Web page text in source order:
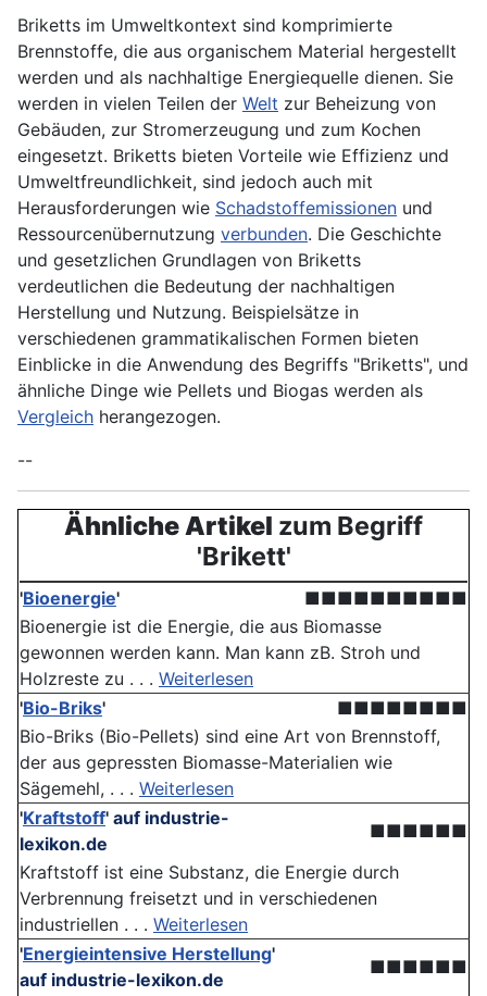
Briketts im Umweltkontext sind komprimierte
Brennstoffe, die aus organischem Material hergestellt
werden und als nachhaltige Energiequelle dienen. Sie
werden in vielen Teilen der Welt zur Beheizung von
Gebäuden, zur Stromerzeugung und zum Kochen
eingesetzt. Briketts bieten Vorteile wie Effizienz und
Umweltfreundlichkeit, sind jedoch auch mit
Herausforderungen wie Schadstoffemissionen und
Ressourcenübernutzung verbunden. Die Geschichte
und gesetzlichen Grundlagen von Briketts
verdeutlichen die Bedeutung der nachhaltigen
Herstellung und Nutzung. Beispielsätze in
verschiedenen grammatikalischen Formen bieten
Einblicke in die Anwendung des Begriffs "Briketts", und
ähnliche Dinge wie Pellets und Biogas werden als
Vergleich herangezogen.
--
Ähnliche Artikel zum Begriff
'Brikett'
'Bioenergie'
■■■■■■■■■■
Bioenergie ist die Energie, die aus Biomasse
gewonnen werden kann. Man kann zB. Stroh und
Holzreste zu . . . Weiterlesen
'Bio-Briks'
■■■■■■■■
Bio-Briks (Bio-Pellets) sind eine Art von Brennstoff,
der aus gepressten Biomasse-Materialien wie
Sägemehl, . . . Weiterlesen
'Kraftstoff' auf industrie-
lexikon.de
■■■■■■
Kraftstoff ist eine Substanz, die Energie durch
Verbrennung freisetzt und in verschiedenen
industriellen . . . Weiterlesen
'Energieintensive Herstellung'
auf industrie-lexikon.de
■■■■■■